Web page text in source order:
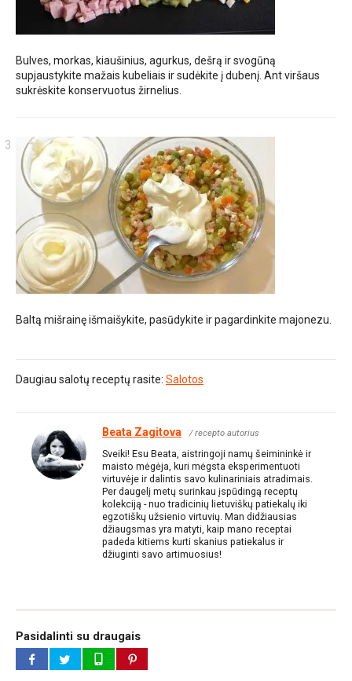
Bulves, morkas, kiaušinius, agurkus, dešrą ir svogūną
supjaustykite mažais kubeliais ir sudėkite į dubenį. Ant viršaus
sukrėskite konservuotus žirnelius.
Baltą mišrainę išmaišykite, pasūdykite ir pagardinkite majonezu.
Daugiau salotų receptų rasite: Salotos
Beata Zagitova / recepto autorius
Sveiki! Esu Beata, aistringoji namų šeimininkė ir
maisto mėgėja, kuri mėgsta eksperimentuoti
virtuvėje ir dalintis savo kulinariniais atradimais.
Per daugelį metų surinkau įspūdingą receptų
kolekciją - nuo tradicinių lietuviškų patiekalų iki
egzotiškų užsienio virtuvių. Man didžiausias
džiaugsmas yra matyti, kaip mano receptai
padeda kitiems kurti skanius patiekalus ir
džiuginti savo artimuosius!
Pasidalinti su draugais